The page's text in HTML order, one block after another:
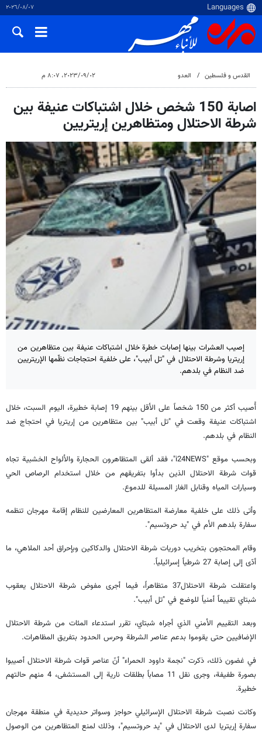
٠٧‏/٠٨‏/٢٠٢٦
القدس و فلسطین العدو ٠٢‏/٠٩‏/٢٠٢٣، ٨:٠٧ م
اصابة 150 شخص خلال اشتباكات عنيفة بين
شرطة الاحتلال ومتظاهرين إريتريين
إصيب العشرات بينها إصابات خطرة خلال اشتباكات عنيفة بين متظاهرين من
إريتريا وشرطة الاحتلال في "تل أبيب"، على خلفية احتجاجات نظّمها الإريتريين
ضد النظام في بلدهم.
أُصيب أكثر من 150 شخصاً على الأقل بينهم 19 إصابة خطيرة، اليوم السبت، خلال
اشتباكات عنيفة وقعت في "تل أبيب" بين متظاهرين من إريتريا في احتجاج ضد
النظام في بلدهم.
وبحسب موقع "i24NEWS"، فقد ألقى المتظاهرون الحجارة والألواح الخشبية تجاه
قوات شرطة الاحتلال الذين بدأوا بتفريقهم من خلال استخدام الرصاص الحي
وسيارات المياه وقنابل الغاز المسيلة للدموع.
وأتى ذلك على خلفية معارضة المتظاهرين المعارضين للنظام إقامة مهرجان تنظمه
سفارة بلدهم الأم في "يد حروتسيم".
وقام المحتجون بتخريب دوريات شرطة الاحتلال والدكاكين وبإحراق أحد الملاهي، ما
أدّى إلى إصابة 27 شرطياً إسرائيلياً.
واعتقلت شرطة الاحتلال37 متظاهراً، فيما أجرى مفوض شرطة الاحتلال يعقوب
شبتاي تقييماً أمنياً للوضع في "تل أبيب".
وبعد التقييم الأمني الذي أجراه شبتاي، تقرر استدعاء المئات من شرطة الاحتلال
الإضافيين حتى يقوموا بدعم عناصر الشرطة وحرس الحدود بتفريق المظاهرات.
في غضون ذلك، ذكرت "نجمة داوود الحمراء" أنّ عناصر قوات شرطة الاحتلال أصيبوا
بصورة طفيفة، وجرى نقل 11 مصاباً بطلقات نارية إلى المستشفى، 4 منهم حالتهم
خطيرة.
وكانت نصبت شرطة الاحتلال الإسرائيلي حواجز وسواتر حديدية في منطقة مهرجان
سفارة إريتريا لدى الاحتلال في "يد حروتسيم"، وذلك لمنع المتظاهرين من الوصول